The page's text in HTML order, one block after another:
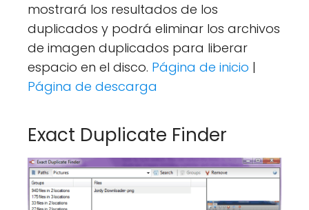
mostrará los resultados de los
duplicados y podrá eliminar los archivos
de imagen duplicados para liberar
espacio en el disco. Página de inicio |
Página de descarga
Exact Duplicate Finder